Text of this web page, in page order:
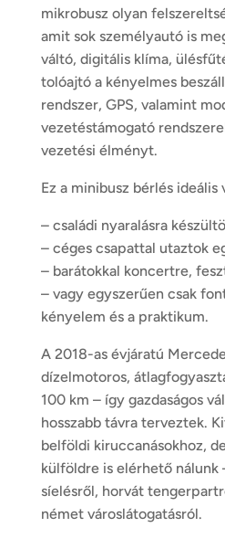
mikrobusz olyan
amit sok személyautó is
váltó, digitális klíma,
tolóajtó a kényelmes
rendszer, GPS, valamint
vezetéstámogató
vezetési élményt.
Ez a minibusz bérlés ideális
– családi nyaralásra
– céges csapattal utaztok
– barátokkal koncertre,
– vagy egyszerűen csak
kényelem és a praktikum.
A 2018-as évjáratú
dízelmotoros,
100 km – így gazdaságos
hosszabb távra terveztek.
belföldi kiruccanásokhoz,
külföldreis elérhető nálunk
síelésről, horvát
német városlátogatásról.